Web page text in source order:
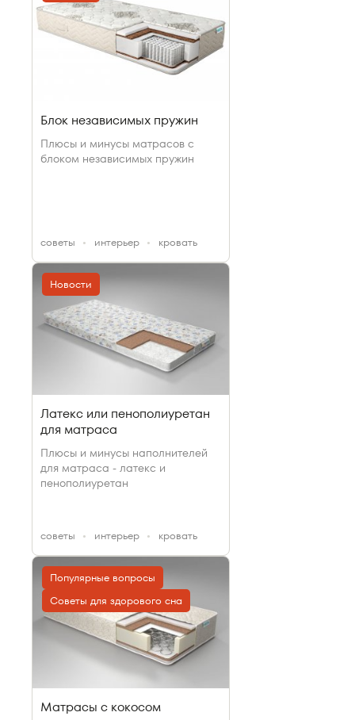
Блок независимых пружин
Плюсы и минусы матрасов с
блоком независимых пружин
cоветы интерьер кровать
Новости
Латекс или пенополиуретан
для матраса
Плюсы и минусы наполнителей
для матраса - латекс и
пенополиуретан
cоветы интерьер кровать
Популярные вопросы
Советы для здорового сна
Матрасы с кокосом